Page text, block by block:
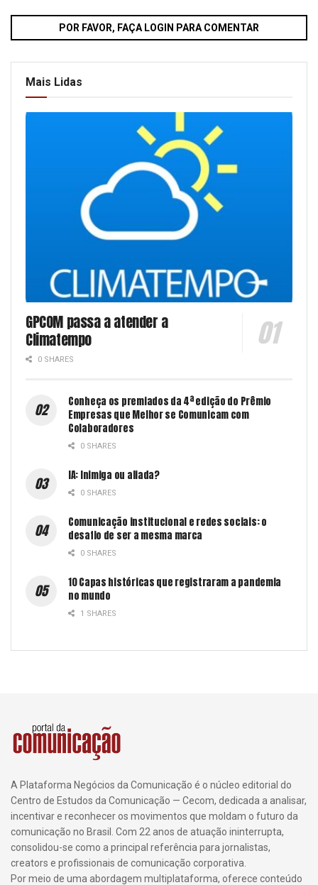
POR FAVOR, FAÇA LOGIN PARA COMENTAR
Mais Lidas
GPCOM passa a atender a
Climatempo
0 SHARES
Conheça os premiados da 4ª edição do Prêmio
Empresas que Melhor se Comunicam com
Colaboradores
0 SHARES
IA: Inimiga ou aliada?
0 SHARES
Comunicação institucional e redes sociais: o
desafio de ser a mesma marca
0 SHARES
10 Capas históricas que registraram a pandemia
no mundo
1 SHARES
A Plataforma Negócios da Comunicação é o núcleo editorial do
Centro de Estudos da Comunicação — Cecom, dedicada a analisar,
incentivar e reconhecer os movimentos que moldam o futuro da
comunicação no Brasil. Com 22 anos de atuação ininterrupta,
consolidou-se como a principal referência para jornalistas,
creators e profissionais de comunicação corporativa.
Por meio de uma abordagem multiplataforma, oferece conteúdo